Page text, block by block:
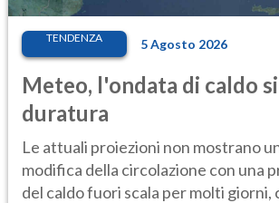
TENDENZA 5 Agosto 2026
Meteo, l'ondata di caldo
duratura
Le attuali proiezioni non mostrano
modifica della circolazione con una
del caldo fuori scala per molti giorni,